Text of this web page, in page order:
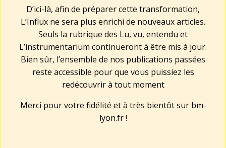
D’ici-là, afin de préparer cette transformation,
L’Influx ne sera plus enrichi de nouveaux articles.
Seuls la rubrique des Lu, vu, entendu et
L’instrumentarium continueront à être mis à jour.
Bien sûr, l’ensemble de nos publications passées
reste accessible pour que vous puissiez les
redécouvrir à tout moment
Merci pour votre fidélité et à très bientôt sur bm-
lyon.fr!